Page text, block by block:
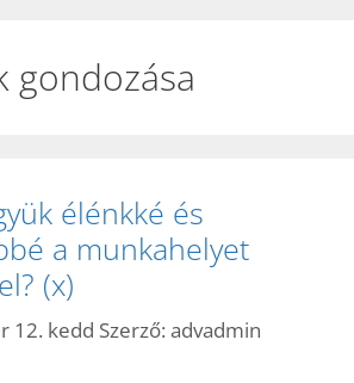
gondozása
élénkké és
a munkahelyet
(x)
12. kedd Szerző: advadmin